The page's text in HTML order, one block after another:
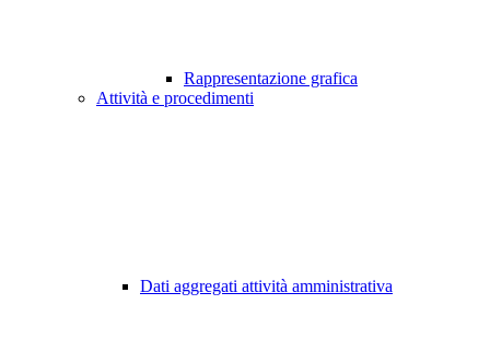
Rappresentazione grafica
Attività e procedimenti
Dati aggregati attività amministrativa